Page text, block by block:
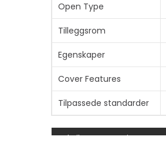
Open Type
Tilleggsrom
Egenskaper
Cover Features
Tilpassede standarder
Fabrikantgaranti